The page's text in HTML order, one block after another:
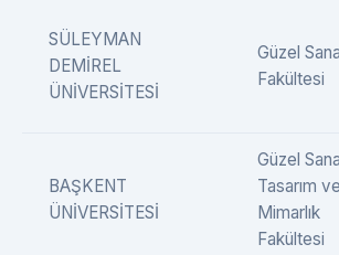
SÜLEYMAN
DEMİREL
ÜNİVERSİTESİ
Güzel
Fakültesi
BAŞKENT
ÜNİVERSİTESİ
Güzel
Tasarım ve
Mimarlık
Fakültesi